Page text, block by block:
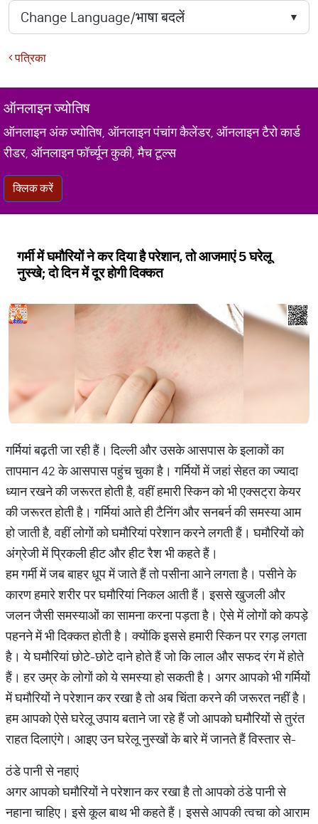
पत्रिका
ऑनलाइन ज्योतिष
ऑनलाइन अंक ज्योतिष, ऑनलाइन पंचांग कैलेंडर, ऑनलाइन टैरो कार्ड
रीडर, ऑनलाइन फॉर्च्यून कुकी, मैच टूल्स
क्लिक करें
गर्मी में घमौर‍ियों ने कर द‍िया है परेशान, तो आजमाएं 5 घरेलू
नुस्खे; दो द‍िन में दूर हाेगी द‍िक्‍कत
गर्मियां बढ़ती जा रही हैं। दि‍ल्‍ली और उसके आसपास के इलाकों का
तापमान 42 के आसपास पहुंच चुका है। गर्मि‍यों में जहां सेहत का ज्‍यादा
ध्‍यान रखने की जरूरत होती है, वहीं हमारी स्‍क‍िन को भी एक्‍सट्रा केयर
की जरूरत होती है। गर्मियां आते ही टैन‍िंग और सनबर्न की समस्‍या आम
हो जाती है, वहीं लोगों को घमौरियां परेशान करने लगती हैं। घमौर‍ियों को
अंग्रेजी में प्रिकली हीट और हीट रैश भी कहते हैं।
हम गर्मी में जब बाहर धूप में जाते हैं तो पसीना आने लगता है। पसीने के
कारण हमारे शरीर पर घमौर‍ियां न‍िकल आती हैं। इससे खुजली और
जलन जैसी समस्याओं का सामना करना पड़ता है। ऐसे में लोगों को कपड़े
पहनने में भी द‍ि‍क्‍कत हाेती है। क्‍योंक‍ि इससे हमारी स्‍क‍िन पर रगड़ लगता
है। ये घमौरियां छोटे-छोटे दाने होते हैं जो क‍ि लाल और सफद रंग में होते
हैं। हर उम्र के लोगों को ये समस्‍या हो सकती है। अगर आपको भी गर्मियों
में घमौर‍ियों ने परेशान कर रखा है तो अब च‍िंता करने की जरूरत नहीं है।
हम आपको ऐसे घरेलू उपाय बताने जा रहे हैं जो आपको घमौर‍ियों से तुरंत
राहत द‍िलाएंगे। आइए उन घरेलू नुस्‍खों के बारे में जानते हैं व‍िस्‍तार से-
ठंडे पानी से नहाएं
अगर आपको घमौर‍ियों ने परेशान कर रखा है तो आपको ठंडे पानी से
नहाना चाह‍िए। इसे कूल बाथ भी कहते हैं। इससे आपकी त्‍वचा को आराम